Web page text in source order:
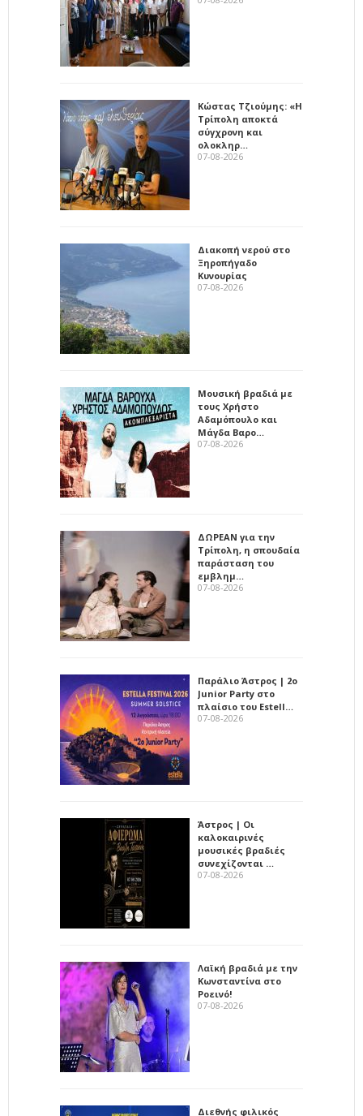
Κώστας Τζιούμης: «Η
Τρίπολη αποκτά
σύγχρονη και
ολοκληρ…
07-08-2026
Διακοπή νερού στο
Ξηροπήγαδο
Κυνουρίας
07-08-2026
Μουσική βραδιά με
τους Χρήστο
Αδαμόπουλο και
Μάγδα Βαρο…
07-08-2026
ΔΩΡΕΑΝ για την
Τρίπολη, η σπουδαία
παράσταση του
εμβλημ…
07-08-2026
Παράλιο Άστρος | 2ο
Junior Party στο
πλαίσιο του Estell…
07-08-2026
Άστρος | Οι
καλοκαιρινές
μουσικές βραδιές
συνεχίζονται …
07-08-2026
Λαϊκή βραδιά με την
Κωνσταντίνα στο
Ροεινό!
07-08-2026
Διεθνής φιλικός